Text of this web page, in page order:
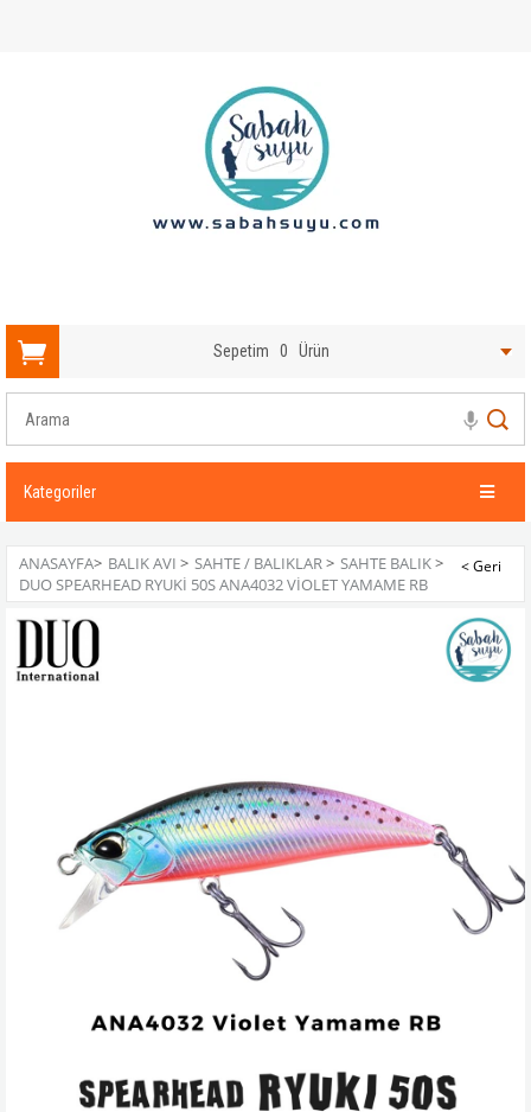
Sepetim 0 Ürün
Kategoriler
ANASAYFA> BALIK AVI > SAHTE / BALIKLAR> SAHTE BALIK>
DUO SPEARHEAD RYUKI 50S ANA4032 VIOLET YAMAME RB